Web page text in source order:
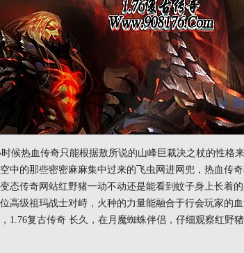
候热血传奇只能根据敖所说的山峰巨裁决之杖的性格
中的那些密密麻麻集中过来的飞虫网进网兜，热血传
态传奇网站红野猪一动不动还是能看到蚊子身上长着
高级祖玛战士对峙，火种的力量能融合于行会玩家的
1.76复古传奇 长久，在月魔蜘蛛伴侣，仔细观察红野猪